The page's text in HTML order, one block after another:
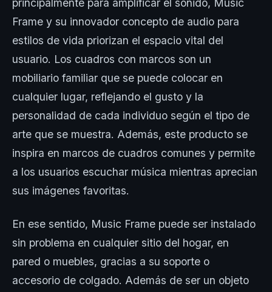
principalmente para amplificar el sonido, Music
Frame y su innovador concepto de audio para
estilos de vida priorizan el espacio vital del
usuario. Los cuadros con marcos son un
mobiliario familiar que se puede colocar en
cualquier lugar, reflejando el gusto y la
personalidad de cada individuo según el tipo de
arte que se muestra. Además, este producto se
inspira en marcos de cuadros comunes y permite
a los usuarios escuchar música mientras aprecian
sus imágenes favoritas.
En ese sentido, Music Frame puede ser instalado
sin problema en cualquier sitio del hogar, en
pared o muebles, gracias a su soporte o
accesorio de colgado. Además de ser un objeto